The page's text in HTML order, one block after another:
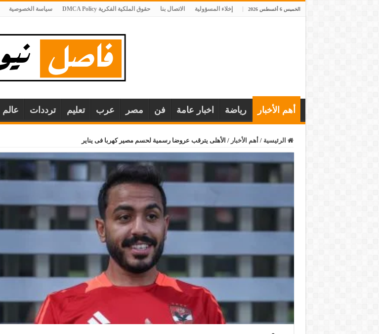
الخميس 6 أغسطس 2026 إخلاء المسؤولية الاتصال بنا حقوق الملكية الفكرية DMCA Policy سياسة الخصوصية
أهم الأخبار رياضة اخبار عامة فن مصر عرب تعليم ترددات عالم
الرئيسية / أهم الأخبار / الأهلى يترقب عروضا رسمية لحسم مصير كهربا فى يناير